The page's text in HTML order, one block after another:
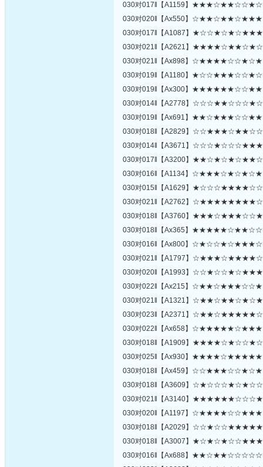
030对017‖【A1159】
030对020‖【Ax550】
030对017‖【A1087】
030对021‖【A2621】
030对021‖【Ax898】
030对019‖【A1180】
030对019‖【Ax300】
030对014‖【A2778】
030对019‖【Ax691】
030对018‖【A2829】
030对014‖【A3671】
030对017‖【A3200】
030对016‖【A1134】
030对015‖【A1629】
030对021‖【A2762】
030对018‖【A3760】
030对018‖【Ax365】
030对016‖【Ax800】
030对021‖【A1797】
030对020‖【A1993】
030对022‖【Ax215】
030对021‖【A1321】
030对023‖【A2371】
030对022‖【Ax658】
030对018‖【A1909】
030对025‖【Ax930】
030对018‖【Ax459】
030对018‖【A3609】
030对021‖【A3140】
030对020‖【A1197】
030对018‖【A2029】
030对018‖【A3007】
030对016‖【Ax688】